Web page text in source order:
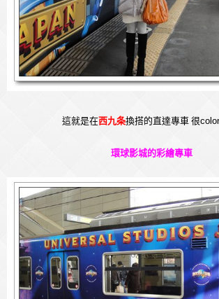
這就是在西九条換搭的直達專車很
環球影城的彩繪專車